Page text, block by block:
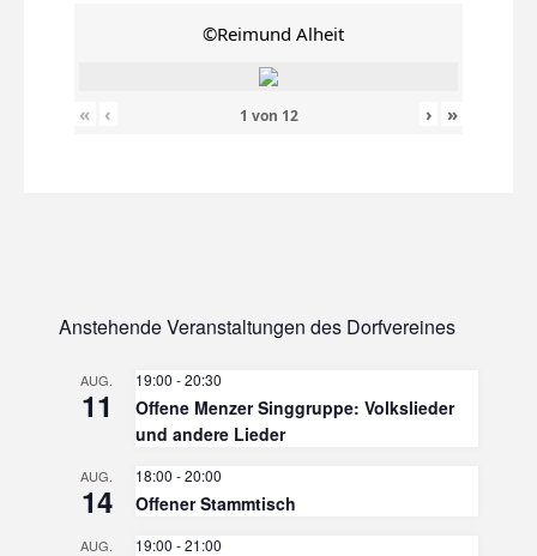
©Reimund Alheit
« ‹ 1 von 12 › »
Anstehende Veranstaltungen des Dorfvereines
AUG.
11
19:00 -20:30
Offene Menzer Singgruppe: Volkslieder
und andere Lieder
AUG.
14
18:00 -20:00
Offener Stammtisch
AUG. 19:00 -21:00